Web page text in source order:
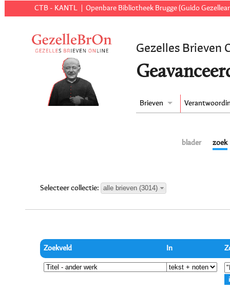
CTB - KANTL Openbare Bibliotheek Brugge (Guido
Gezelles Brieven
Brieven
blader zoek
Selecteer collectie: alle brieven (3014)
Zoekveld In